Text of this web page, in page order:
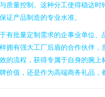
质量控制。这种分工使得稳达
证产品制造的专业水准。
有批量定制需求的企事业单位
拥有强大工厂后盾的合作伙伴
的流程，获得专属于自身的腕
价值，还是作为高端商务礼品，